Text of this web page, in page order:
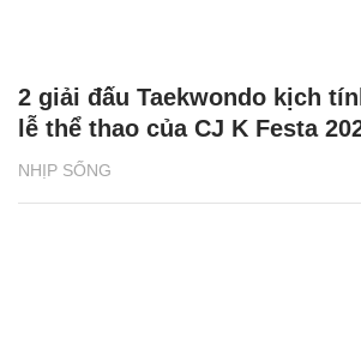
NHỊP SỐNG
2 giải đấu Taekwondo kịch
lễ thể thao của CJ K Festa